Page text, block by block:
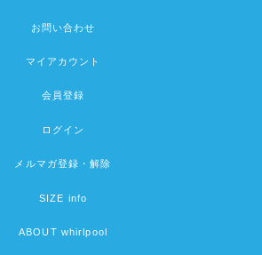
お問い合わせ
マイアカウント
会員登録
ログイン
メルマガ登録・解除
SIZE info
ABOUT whirlpool